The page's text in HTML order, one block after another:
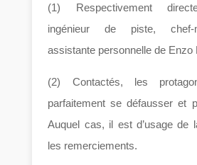
(1) Respectivement
ingénieur de piste, chef-
assistante personnelle de Enzo
(2) Contactés, les
parfaitement se défausser et
Auquel cas, il est d’usage de
les remerciements.